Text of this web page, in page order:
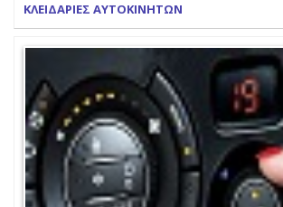
ΚΛΕΙΔΑΡΙΕΣ ΑΥΤΟΚΙΝΗΤΩΝ